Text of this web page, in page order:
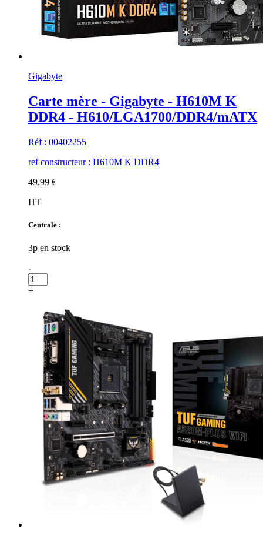
Gigabyte
Carte mère - Gigabyte - H610M K
DDR4 - H610/LGA1700/DDR4/mATX
Réf : 00402255
ref constructeur : H610M K DDR4
49,99 €
HT
Centrale :
3p en stock
-
+